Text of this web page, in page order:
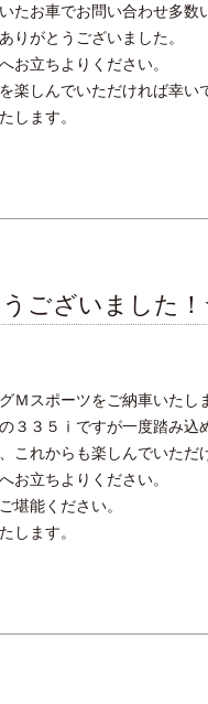
たお車でお問い合わせ多数
りがとうございました。
お立ちよりください。
楽しんでいただければ幸い
します。
ございました
スポーツをご納車いたし
３３５ⅰですが一度踏み込
これからも楽しんでいただ
お立ちよりください。
堪能ください。
します。